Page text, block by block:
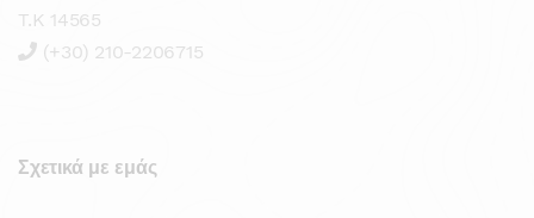
T.K 14565
(+30) 210-2206715
Σχετικά με εμάς